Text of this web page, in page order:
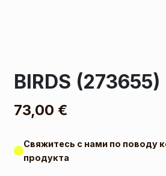
BIRDS (273655)
73,00 €
Свяжитесь с нами по поводу
продукта